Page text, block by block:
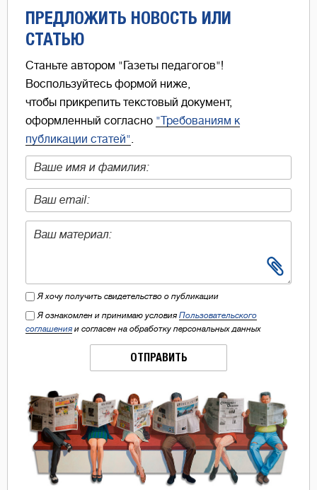
ПРЕДЛОЖИТЬ НОВОСТЬ ИЛИ
СТАТЬЮ
Станьте автором "Газеты педагогов"!
Воспользуйтесь формой ниже,
чтобы прикрепить текстовый документ,
оформленный согласно "Требованиям к
публикации статей".
Я хочу получить свидетельство о публикации
Я ознакомлен и принимаю условия Пользовательского
соглашения и согласен на обработку персональных данных
ОТПРАВИТЬ